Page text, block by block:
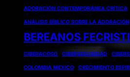
ADORACIÓN CONTEMPORÁNEA CRÍTICA
ANÁLISIS BÍBLICO SOBRE LA ADORACIÓN
BEREANOS
CIBERACOSO CIBERSEGURIDAD
COLOMBIA MEXICO CRECIMIENTO